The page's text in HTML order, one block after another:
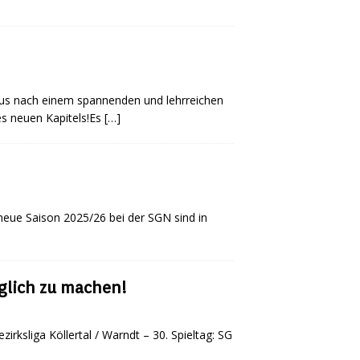
nach einem spannenden und lehrreichen
neuen Kapitels!Es […]
Saison 2025/26 bei der SGN sind in
zu machen!
Köllertal / Warndt – 30. Spieltag: SG